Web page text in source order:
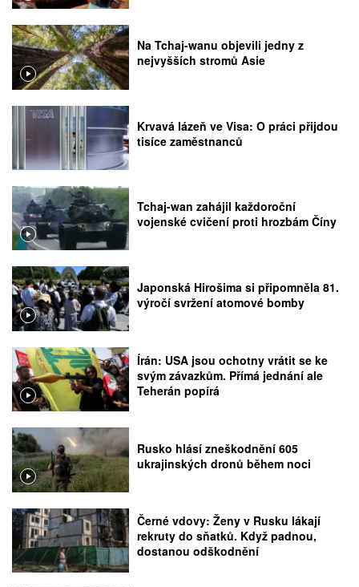
Na Tchaj-wanu objevili jedny z
nejvyšších stromů Asie
Krvavá lázeň ve Visa: O práci přijdou
tisíce zaměstnanců
Tchaj-wan zahájil každoroční
vojenské cvičení proti hrozbám Číny
Japonská Hirošima si připomněla 81.
výročí svržení atomové bomby
Írán: USA jsou ochotny vrátit se ke
svým závazkům. Přímá jednání ale
Teherán popírá
Rusko hlásí zneškodnění 605
ukrajinských dronů během noci
Černé vdovy: Ženy v Rusku lákají
rekruty do sňatků. Když padnou,
dostanou odškodnění